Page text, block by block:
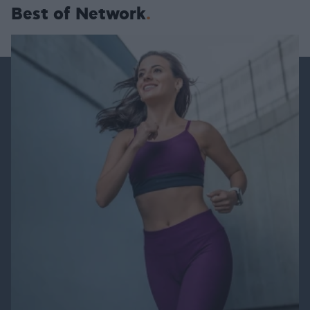
Best of Network